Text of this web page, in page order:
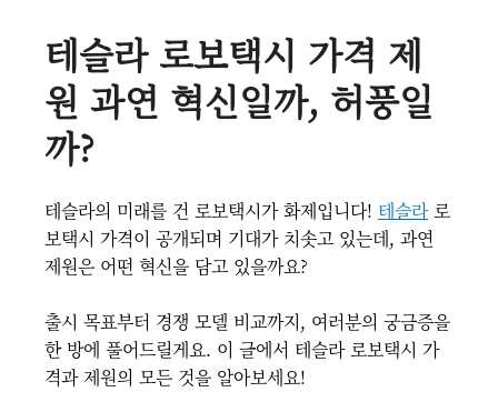
테슬라 로보택시 가격 제
원 과연 혁신일까, 허풍일
까?
테슬라의 미래를 건 로보택시가 화제입니다! 테슬라로
보택시 가격이 공개되며 기대가 치솟고 있는데, 과연
제원은 어떤 혁신을 담고 있을까요?
출시 목표부터 경쟁 모델 비교까지, 여러분의 궁금증을
한 방에 풀어드릴게요. 이 글에서 테슬라 로보택시 가
격과 제원의 모든 것을 알아보세요!